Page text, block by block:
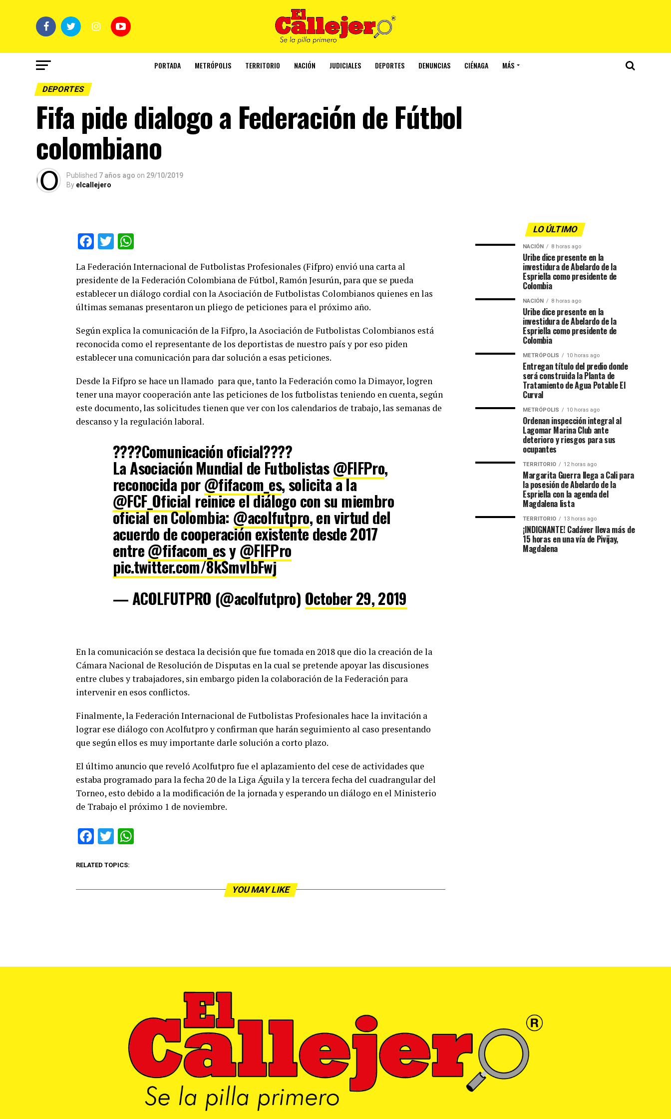
PORTADA METRÓPOLIS TERRITORIO NACIÓN JUDICIALES DEPORTES DENUNCIAS CIÉNAGA MÁS
DEPORTES
Fifa pide dialogo a Federación de Fútbol
colombiano
Published 7 años ago on 29/10/2019
By elcallejero
Facebook
Twitter
La Federación Internacional de Futbolistas Profesionales (Fifpro) envió una carta al
presidente de la Federación Colombiana de Fútbol, Ramón Jesurún, para que se pueda
establecer un diálogo cordial con la Asociación de Futbolistas Colombianos quienes en las
últimas semanas presentaron un pliego de peticiones para el próximo año.
Según explica la comunicación de la Fifpro, la Asociación de Futbolistas Colombianos está
reconocida como el representante de los deportistas de nuestro país y por eso piden
establecer una comunicación para dar solución a esas peticiones.
Desde la Fifpro se hace un llamado para que, tanto la Federación como la Dimayor, logren
tener una mayor cooperación ante las peticiones de los futbolistas teniendo en cuenta, según
este documento, las solicitudes tienen que ver con los calendarios de trabajo, las semanas de
descanso y la regulación laboral.
????Comunicación oficial????
La Asociación Mundial de Futbolistas@FIFPro,
reconocida por@fifacom_es, solicita a la
@FCF_Oficial reinice el diálogo con su miembro
oficial en Colombia: @acolfutpro, en virtud del
acuerdo de cooperación existente desde 2017
entre@fifacom_esy@FIFPro
pic.twitter.com/8kSmvlbFwj
— ACOLFUTPRO (@acolfutpro) October 29, 2019
En la comunicación se destaca la decisión que fue tomada en 2018 que dio la creación de la
Cámara Nacional de Resolución de Disputas en la cual se pretende apoyar las discusiones
entre clubes y trabajadores, sin embargo piden la colaboración de la Federación para
intervenir en esos conflictos.
Finalmente, la Federación Internacional de Futbolistas Profesionales hace la invitación a
lograr ese diálogo con Acolfutpro y confirman que harán seguimiento al caso presentando
que según ellos es muy importante darle solución a corto plazo.
El último anuncio que reveló Acolfutpro fue el aplazamiento del cese de actividades que
estaba programado para la fecha 20 de la Liga Águila y la tercera fecha del cuadrangular del
Torneo, esto debido a la modificación de la jornada y esperando un diálogo en el Ministerio
de Trabajo el próximo 1 de noviembre.
Facebook
Twitter
RELATED TOPICS:
YOU MAY LIKE
LO ÚLTIMO
NACIÓN 8 horas ago
Uribe dice presente en la
investidura de Abelardo de la
Espriella como presidente de
Colombia
NACIÓN 8 horas ago
Uribe dice presente en la
investidura de Abelardo de la
Espriella como presidente de
Colombia
METRÓPOLIS 10 horas ago
Entregan título del predio donde
será construida la Planta de
Tratamiento de Agua Potable El
Curval
METRÓPOLIS 10 horas ago
Ordenan inspección integral al
Lagomar Marina Club ante
deterioro y riesgos para sus
ocupantes
TERRITORIO 12 horas ago
Margarita Guerra llega a Cali para
la posesión de Abelardo de la
Espriella con la agenda del
Magdalena lista
TERRITORIO 13 horas ago
¡INDIGNANTE! Cadáver lleva más de
15 horas en una vía de Pivijay,
Magdalena